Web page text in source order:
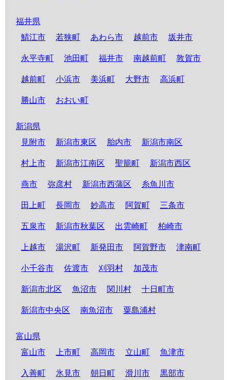
福井県
鯖江市
若狭町 あわら市 越前市 坂井市
永平寺町 池田町 福井市 南越前町 敦賀市
越前町 小浜市 美浜町 大野市 高浜町
勝山市 おおい町
新潟県
見附市
新潟市東区 胎内市 新潟市南区
村上市 新潟市江南区 聖籠町 新潟市西区
燕市 弥彦村 新潟市西蒲区 糸魚川市
田上町 長岡市 妙高市 阿賀町 三条市
五泉市 新潟市秋葉区 出雲崎町 柏崎市
上越市 湯沢町 新発田市 阿賀野市 津南町
小千谷市 佐渡市 刈羽村 加茂市
新潟市北区 魚沼市 関川村 十日町市
新潟市中央区 南魚沼市 粟島浦村
富山県
富山市
上市町 高岡市 立山町 魚津市
入善町 氷見市 朝日町 滑川市 黒部市